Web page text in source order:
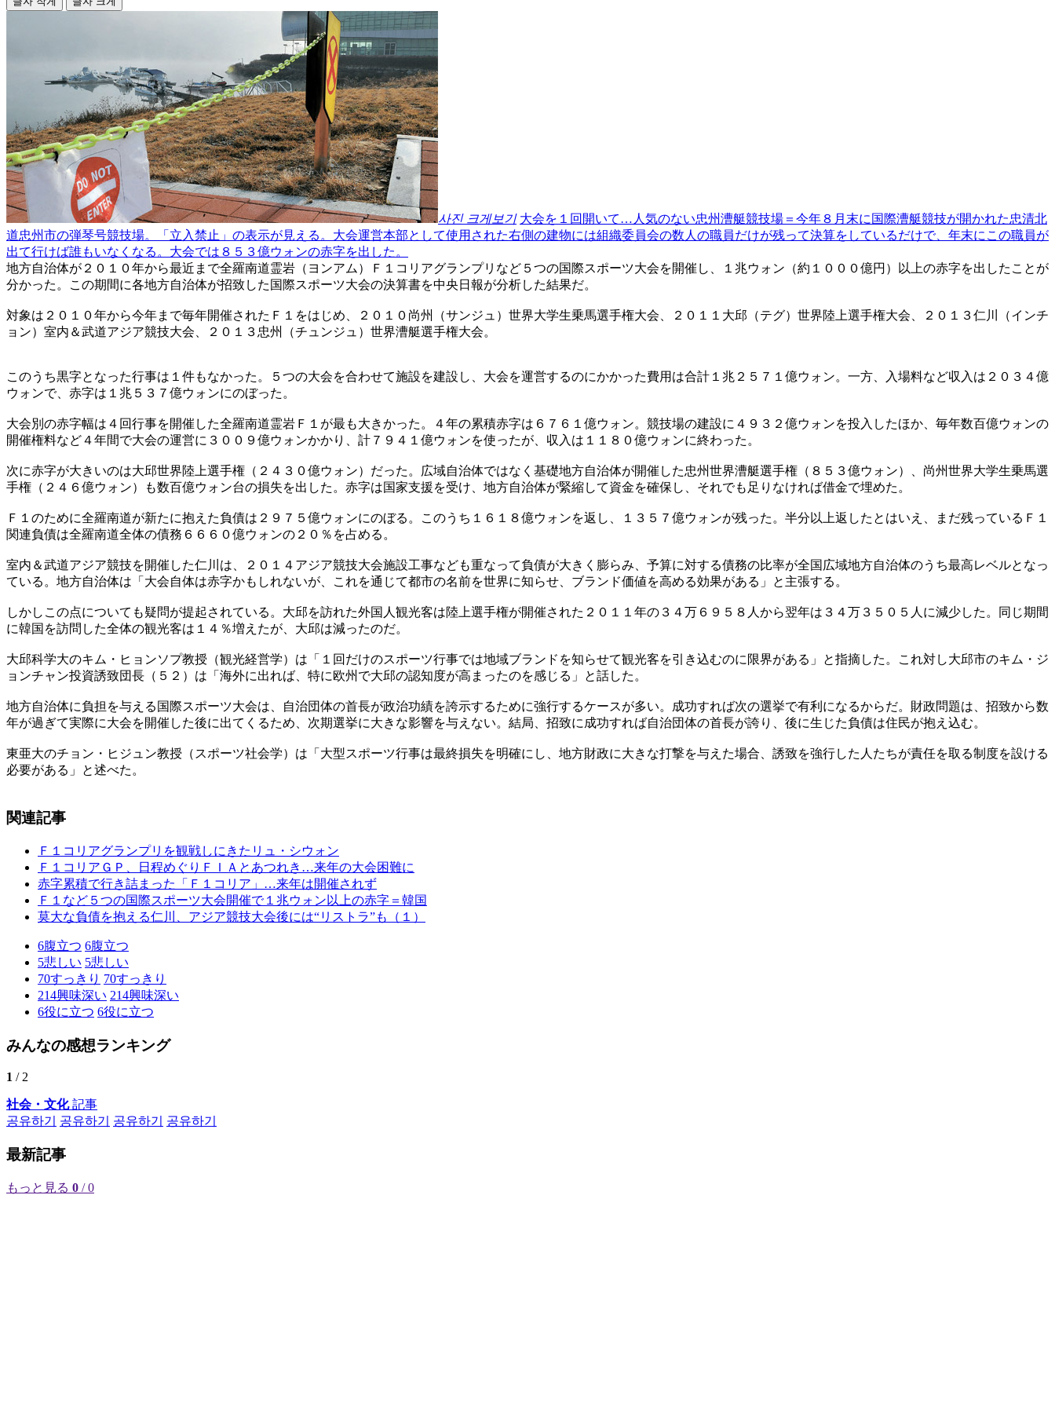
사진 크게보기 大会を１回開いて…人気のない忠州漕艇競技場＝今年８月末に国際漕艇競技が開かれた忠清北
道忠州市の弾琴号競技場。「立入禁止」の表示が見える。大会運営本部として使用された右側の建物には組織委員会の数人の職員だけが残って決算をしているだけで、年末にこの職員が
出て行けば誰もいなくなる。大会では８５３億ウォンの赤字を出した。
地方自治体が２０１０年から最近まで全羅南道霊岩（ヨンアム）Ｆ１コリアグランプリなど５つの国際スポーツ大会を開催し、１兆ウォン（約１０００億円）以上の赤字を出したことが
分かった。この期間に各地方自治体が招致した国際スポーツ大会の決算書を中央日報が分析した結果だ。
対象は２０１０年から今年まで毎年開催されたＦ１をはじめ、２０１０尚州（サンジュ）世界大学生乗馬選手権大会、２０１１大邱（テグ）世界陸上選手権大会、２０１３仁川（インチ
ョン）室内＆武道アジア競技大会、２０１３忠州（チュンジュ）世界漕艇選手権大会。
このうち黒字となった行事は１件もなかった。５つの大会を合わせて施設を建設し、大会を運営するのにかかった費用は合計１兆２５７１億ウォン。一方、入場料など収入は２０３４億
ウォンで、赤字は１兆５３７億ウォンにのぼった。
大会別の赤字幅は４回行事を開催した全羅南道霊岩Ｆ１が最も大きかった。４年の累積赤字は６７６１億ウォン。競技場の建設に４９３２億ウォンを投入したほか、毎年数百億ウォンの
開催権料など４年間で大会の運営に３００９億ウォンかかり、計７９４１億ウォンを使ったが、収入は１１８０億ウォンに終わった。
次に赤字が大きいのは大邱世界陸上選手権（２４３０億ウォン）だった。広域自治体ではなく基礎地方自治体が開催した忠州世界漕艇選手権（８５３億ウォン）、尚州世界大学生乗馬選
手権（２４６億ウォン）も数百億ウォン台の損失を出した。赤字は国家支援を受け、地方自治体が緊縮して資金を確保し、それでも足りなければ借金で埋めた。
Ｆ１のために全羅南道が新たに抱えた負債は２９７５億ウォンにのぼる。このうち１６１８億ウォンを返し、１３５７億ウォンが残った。半分以上返したとはいえ、まだ残っているＦ１
関連負債は全羅南道全体の債務６６６０億ウォンの２０％を占める。
室内＆武道アジア競技を開催した仁川は、２０１４アジア競技大会施設工事なども重なって負債が大きく膨らみ、予算に対する債務の比率が全国広域地方自治体のうち最高レベルとなっ
ている。地方自治体は「大会自体は赤字かもしれないが、これを通じて都市の名前を世界に知らせ、ブランド価値を高める効果がある」と主張する。
しかしこの点についても疑問が提起されている。大邱を訪れた外国人観光客は陸上選手権が開催された２０１１年の３４万６９５８人から翌年は３４万３５０５人に減少した。同じ期間
に韓国を訪問した全体の観光客は１４％増えたが、大邱は減ったのだ。
大邱科学大のキム・ヒョンソプ教授（観光経営学）は「１回だけのスポーツ行事では地域ブランドを知らせて観光客を引き込むのに限界がある」と指摘した。これ対し大邱市のキム・ジ
ョンチャン投資誘致団長（５２）は「海外に出れば、特に欧州で大邱の認知度が高まったのを感じる」と話した。
地方自治体に負担を与える国際スポーツ大会は、自治団体の首長が政治功績を誇示するために強行するケースが多い。成功すれば次の選挙で有利になるからだ。財政問題は、招致から数
年が過ぎて実際に大会を開催した後に出てくるため、次期選挙に大きな影響を与えない。結局、招致に成功すれば自治団体の首長が誇り、後に生じた負債は住民が抱え込む。
東亜大のチョン・ヒジュン教授（スポーツ社会学）は「大型スポーツ行事は最終損失を明確にし、地方財政に大きな打撃を与えた場合、誘致を強行した人たちが責任を取る制度を設ける
必要がある」と述べた。
関連記事
Ｆ１コリアグランプリを観戦しにきたリュ・シウォン
Ｆ１コリアＧＰ、日程めぐりＦＩＡとあつれき…来年の大会困難に
赤字累積で行き詰まった「Ｆ１コリア」…来年は開催されず
Ｆ１など５つの国際スポーツ大会開催で１兆ウォン以上の赤字＝韓国
莫大な負債を抱える仁川、アジア競技大会後には“リストラ”も（１）
6腹立つ 6腹立つ
5悲しい 5悲しい
70すっきり 70すっきり
214興味深い 214興味深い
6役に立つ 6役に立つ
みんなの感想ランキング
1 / 2
社会・文化記事
공유하기
공유하기 공유하기 공유하기
最新記事
もっと見る 0 / 0